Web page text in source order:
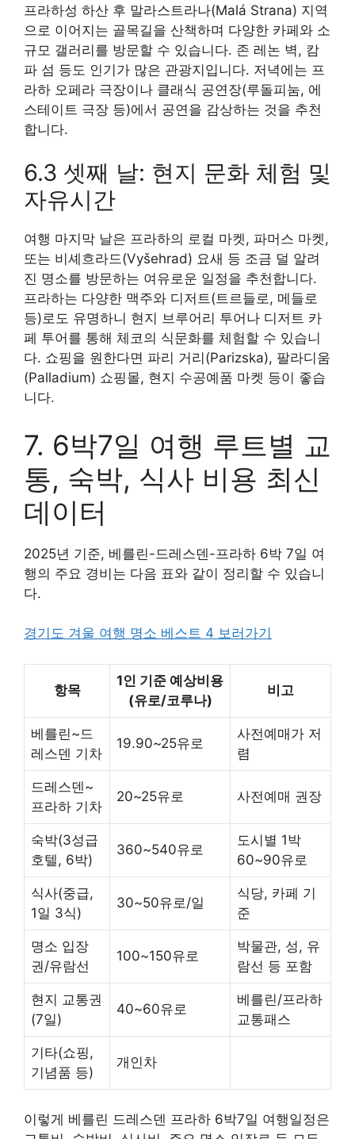
프라하성 하산 후 말라스트라나(Malá Strana) 지역
으로 이어지는 골목길을 산책하며 다양한 카페와 소
규모 갤러리를 방문할 수 있습니다. 존 레논 벽, 캄
파 섬 등도 인기가 많은 관광지입니다. 저녁에는 프
라하 오페라 극장이나 클래식 공연장(루돌피눔, 에
스테이트 극장 등)에서 공연을 감상하는 것을 추천
합니다.
6.3 셋째 날: 현지 문화 체험 및
자유시간
여행 마지막 날은 프라하의 로컬 마켓, 파머스 마켓,
또는 비셰흐라드(Vyšehrad) 요새 등 조금 덜 알려
진 명소를 방문하는 여유로운 일정을 추천합니다.
프라하는 다양한 맥주와 디저트(트르들로, 메들로
등)로도 유명하니 현지 브루어리 투어나 디저트 카
페 투어를 통해 체코의 식문화를 체험할 수 있습니
다. 쇼핑을 원한다면 파리 거리(Parizska), 팔라디움
(Palladium) 쇼핑몰, 현지 수공예품 마켓 등이 좋습
니다.
7. 6박7일 여행 루트별 교
통, 숙박, 식사 비용 최신
데이터
2025년 기준, 베를린-드레스덴-프라하 6박 7일 여
행의 주요 경비는 다음 표와 같이 정리할 수 있습니
다.
경기도 겨울 여행 명소 베스트 4 보러가기
항목
1인 기준 예상비용
(유로/코루나)
비고
베를린~드
레스덴 기차
19.90~25유로
사전예매가 저
렴
드레스덴~
프라하 기차
20~25유로 사전예매 권장
숙박(3성급
호텔, 6박)
360~540유로
도시별 1박
60~90유로
식사(중급,
1일 3식)
30~50유로/일
식당, 카페 기
준
명소 입장
권/유람선
100~150유로
박물관, 성, 유
람선 등 포함
현지 교통권
(7일)
40~60유로
베를린/프라하
교통패스
기타(쇼핑,
기념품 등)
개인차
이렇게 베를린 드레스덴 프라하 6박7일 여행일정은